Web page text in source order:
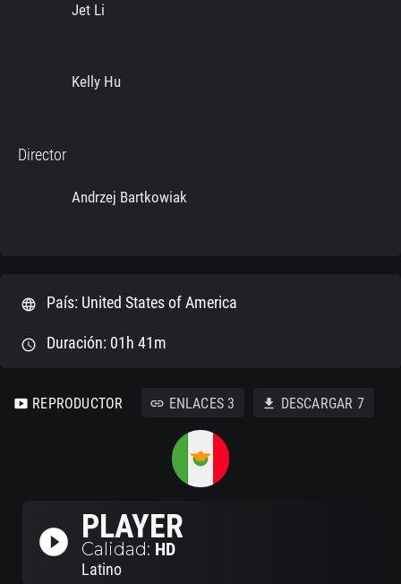
Jet Li
Kelly Hu
Director
Andrzej Bartkowiak
language País: United States of America
schedule Duración: 01h 41m
smart_display REPRODUCTOR link ENLACES 3 download DESCARGAR 7
play_circle_filled PLAYER
Calidad: HD
Latino